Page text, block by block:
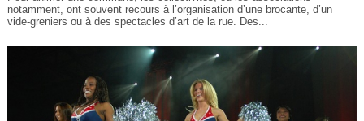
notamment, ont souvent recours à l’organisation d’une brocante, d’un
vide-greniers ou à des spectacles d’art de la rue. Des...